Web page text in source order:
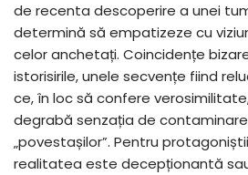
de recenta descoperire a unei
determină să empatizeze cu
celor anchetați. Coincidențe
istorisirile, unele secvențe fiind
ce, în loc să confere
degrabă senzația de
„povestașilor”. Pentru
realitatea este decepționantă